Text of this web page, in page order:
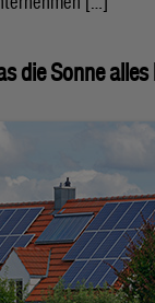
die Sonne